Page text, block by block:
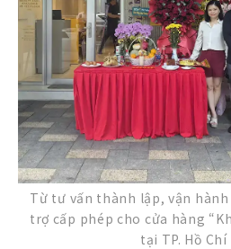
Từ tư vấn thành lập, vận
trợ cấp phép cho cửa hàng
tại TP. Hồ Chí